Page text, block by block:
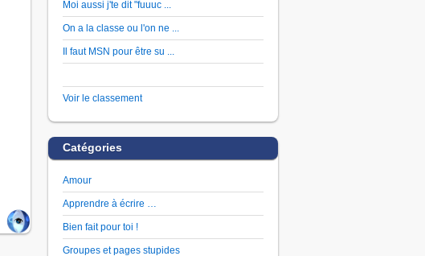
Moi aussi j'te dit "fuuuc ...
On a la classe ou l'on ne ...
Il faut MSN pour être su ...
Voir le classement
Catégories
Amour
Apprendre à écrire …
Bien fait pour toi !
Groupes et pages stupides